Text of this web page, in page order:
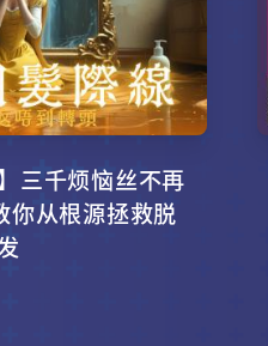
三千烦恼丝不再
从根源拯救脱